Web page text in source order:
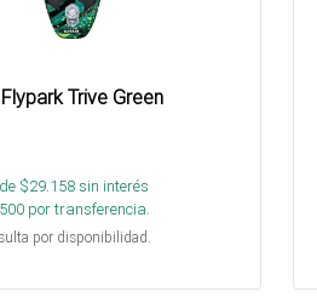
Trive Green
$29.158sin interés
por transferencia.
por disponibilidad.